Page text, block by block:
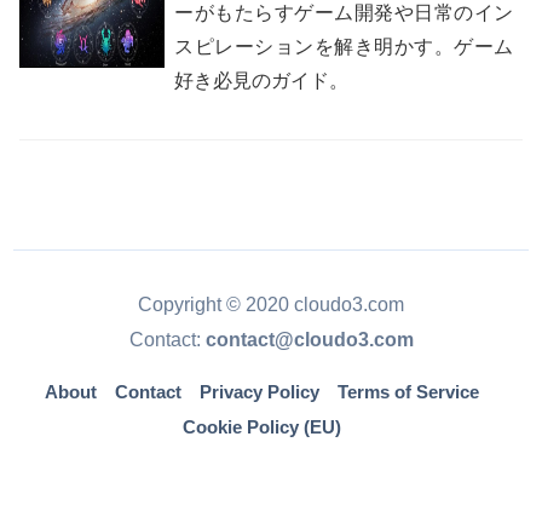
ーがもたらすゲーム開発や日常のイン
スピレーションを解き明かす。ゲーム
好き必見のガイド。
Copyright © 2020 cloudo3.com
Contact: contact@cloudo3.com
About Contact Privacy Policy
Terms of Service
Cookie Policy (EU)